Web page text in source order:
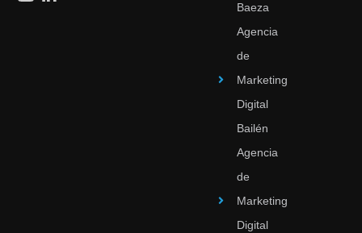
Baeza
Agencia
de
Marketing
Digital
Bailén
Agencia
de
Marketing
Digital